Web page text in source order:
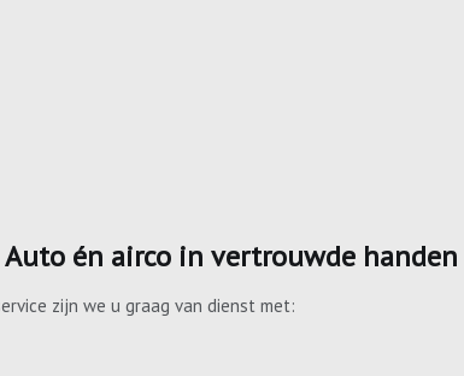
Auto én airco in vertrouwde handen
zijn we u graag van dienst met: